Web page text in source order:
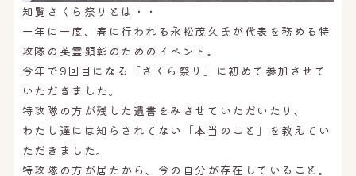
知覧さくら祭りとは・・
一年に一度、春に行われる永松茂久氏が代表を務める特
攻隊の英霊顕彰のためのイベント。
今年で9回目になる「さくら祭り」に初めて参加させて
いただきました。
特攻隊の方が残した遺書をみさせていただいたり、
わたし達には知らされてない「本当のこと」を教えてい
ただきました。
特攻隊の方が居たから、今の自分が存在していること。